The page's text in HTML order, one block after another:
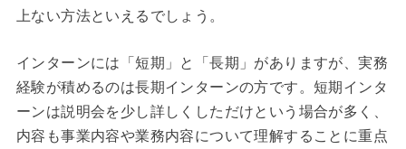
上ない方法といえるでしょう。
インターンには「短期」と「長期」がありますが、実務
経験が積めるのは長期インターンの方です。短期インタ
ーンは説明会を少し詳しくしただけという場合が多く、
内容も事業内容や業務内容について理解することに重点